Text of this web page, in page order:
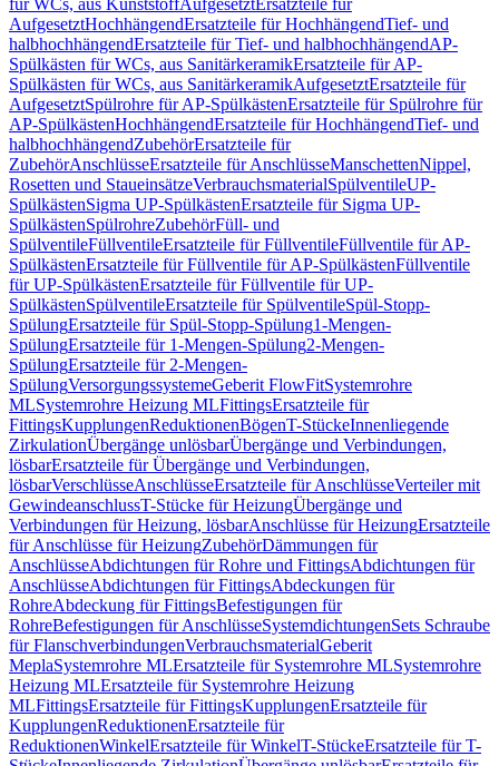
für WCs, aus KunststoffAufgesetztErsatzteile für
AufgesetztHochhängendErsatzteile für HochhängendTief- und
halbhochhängendErsatzteile für Tief- und halbhochhängendAP-
Spülkästen für WCs, aus SanitärkeramikErsatzteile für AP-
Spülkästen für WCs, aus SanitärkeramikAufgesetztErsatzteile für
AufgesetztSpülrohre für AP-SpülkästenErsatzteile für Spülrohre für
AP-SpülkästenHochhängendErsatzteile für HochhängendTief- und
halbhochhängendZubehörErsatzteile für
ZubehörAnschlüsseErsatzteile für AnschlüsseManschettenNippel,
Rosetten und StaueinsätzeVerbrauchsmaterialSpülventileUP-
SpülkästenSigma UP-SpülkästenErsatzteile für Sigma UP-
SpülkästenSpülrohreZubehörFüll- und
SpülventileFüllventileErsatzteile für FüllventileFüllventile für AP-
SpülkästenErsatzteile für Füllventile für AP-SpülkästenFüllventile
für UP-SpülkästenErsatzteile für Füllventile für UP-
SpülkästenSpülventileErsatzteile für SpülventileSpül-Stopp-
SpülungErsatzteile für Spül-Stopp-Spülung1-Mengen-
SpülungErsatzteile für 1-Mengen-Spülung2-Mengen-
SpülungErsatzteile für 2-Mengen-
SpülungVersorgungssystemeGeberit FlowFitSystemrohre
MLSystemrohre Heizung MLFittingsErsatzteile für
FittingsKupplungenReduktionenBögenT-StückeInnenliegende
ZirkulationÜbergänge unlösbarÜbergänge und Verbindungen,
lösbarErsatzteile für Übergänge und Verbindungen,
lösbarVerschlüsseAnschlüsseErsatzteile für AnschlüsseVerteiler mit
GewindeanschlussT-Stücke für HeizungÜbergänge und
Verbindungen für Heizung, lösbarAnschlüsse für HeizungErsatzteile
für Anschlüsse für HeizungZubehörDämmungen für
AnschlüsseAbdichtungen für Rohre und FittingsAbdichtungen für
AnschlüsseAbdichtungen für FittingsAbdeckungen für
RohreAbdeckung für FittingsBefestigungen für
RohreBefestigungen für AnschlüsseSystemdichtungenSets Schraube
für FlanschverbindungenVerbrauchsmaterialGeberit
MeplaSystemrohre MLErsatzteile für Systemrohre MLSystemrohre
Heizung MLErsatzteile für Systemrohre Heizung
MLFittingsErsatzteile für FittingsKupplungenErsatzteile für
KupplungenReduktionenErsatzteile für
ReduktionenWinkelErsatzteile für WinkelT-StückeErsatzteile für T-